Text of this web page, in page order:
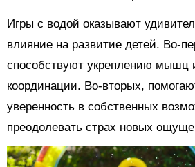
Игры с водой оказывают
влияние на развитие детей. Во-
способствуют укреплению мышц
координации. Во-вторых,
уверенность в собственных
преодолевать страх новых